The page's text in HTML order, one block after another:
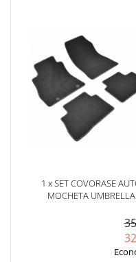
1 x SET COVORASE
MOCHETA UMBRELLA